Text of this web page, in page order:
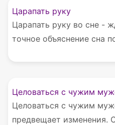
Царапать руку
Царапать руку во сне -
точное объяснение сна
Целоваться с чужим
Целоваться с чужим
предвещает изменения.